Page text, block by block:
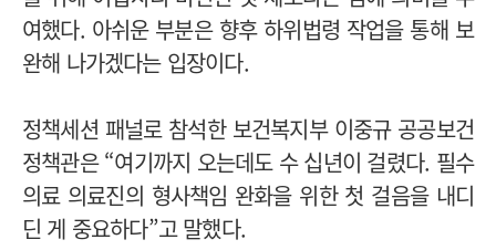
여했다. 아쉬운 부분은 향후 하위법령 작업을 통해 보
완해 나가겠다는 입장이다.
정책세션 패널로 참석한 보건복지부 이중규 공공보건
정책관은 “여기까지 오는데도 수 십년이 걸렸다. 필수
의료 의료진의 형사책임 완화을 위한 첫 걸음을 내디
딘 게 중요하다”고 말했다.